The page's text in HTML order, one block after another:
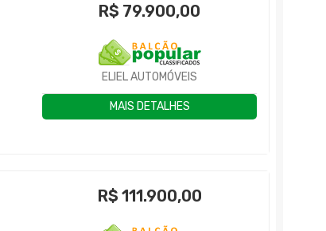
R$ 79.900,00
ELIEL AUTOMÓVEIS
MAIS DETALHES
R$ 111.900,00